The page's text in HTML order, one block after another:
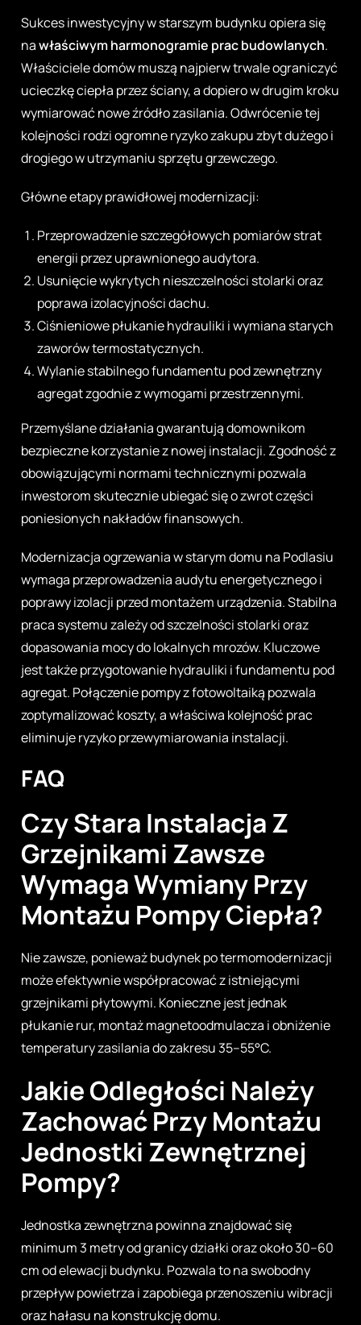
Sukces inwestycyjny w starszym budynku opiera się
nawłaściwym harmonogramie prac budowlanych.
Właściciele domów muszą najpierw trwale ograniczyć
ucieczkę ciepła przez ściany, a dopiero w drugim kroku
wymiarować nowe źródło zasilania. Odwrócenie tej
kolejności rodzi ogromne ryzyko zakupu zbyt dużego i
drogiego w utrzymaniu sprzętu grzewczego.
Główne etapy prawidłowej modernizacji:
Przeprowadzenie szczegółowych pomiarów strat
energii przez uprawnionego audytora.
Usunięcie wykrytych nieszczelności stolarki oraz
poprawa izolacyjności dachu.
Ciśnieniowe płukanie hydrauliki i wymiana starych
zaworów termostatycznych.
Wylanie stabilnego fundamentu pod zewnętrzny
agregat zgodnie z wymogami przestrzennymi.
Przemyślane działania gwarantują domownikom
bezpieczne korzystanie z nowej instalacji. Zgodność z
obowiązującymi normami technicznymi pozwala
inwestorom skutecznie ubiegać się o zwrot części
poniesionych nakładów finansowych.
Modernizacja ogrzewania w starym domu na Podlasiu
wymaga przeprowadzenia audytu energetycznego i
poprawy izolacji przed montażem urządzenia. Stabilna
praca systemu zależy od szczelności stolarki oraz
dopasowania mocy do lokalnych mrozów. Kluczowe
jest także przygotowanie hydrauliki i fundamentu pod
agregat. Połączenie pompy z fotowoltaiką pozwala
zoptymalizować koszty, a właściwa kolejność prac
eliminuje ryzyko przewymiarowania instalacji.
FAQ
Czy Stara Instalacja Z
Grzejnikami Zawsze
Wymaga Wymiany Przy
Montażu Pompy Ciepła?
Nie zawsze, ponieważ budynek po termomodernizacji
może efektywnie współpracować z istniejącymi
grzejnikami płytowymi. Konieczne jest jednak
płukanie rur, montaż magnetoodmulacza i obniżenie
temperatury zasilania do zakresu 35–55°C.
Jakie Odległości Należy
Zachować Przy Montażu
Jednostki Zewnętrznej
Pompy?
Jednostka zewnętrzna powinna znajdować się
minimum 3 metry od granicy działki oraz około 30–60
cm od elewacji budynku. Pozwala to na swobodny
przepływ powietrza i zapobiega przenoszeniu wibracji
oraz hałasu na konstrukcję domu.